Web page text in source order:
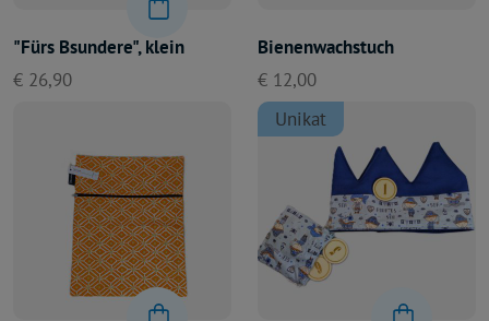
"Fürs Bsundere", klein
€ 26,90
Bienenwachstuch
€ 12,00
Unikat